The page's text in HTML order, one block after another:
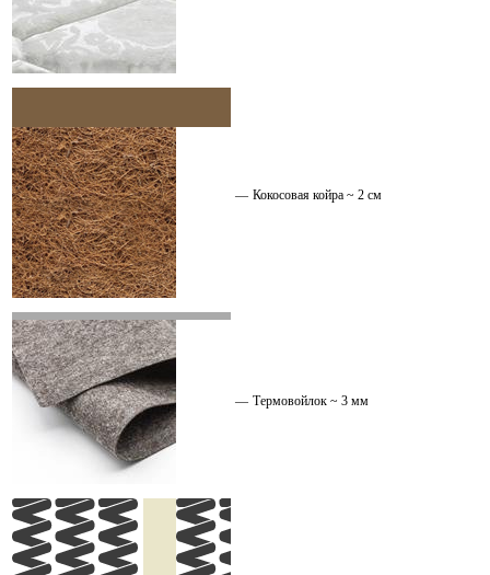
— Кокосовая койра ~ 2 см
— Термовойлок ~ 3 мм